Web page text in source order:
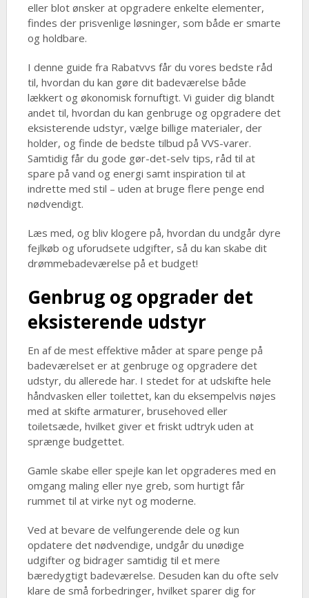
eller blot ønsker at opgradere enkelte elementer,
findes der prisvenlige løsninger, som både er smarte
og holdbare.
I denne guide fra Rabatvvs får du vores bedste råd
til, hvordan du kan gøre dit badeværelse både
lækkert og økonomisk fornuftigt. Vi guider dig blandt
andet til, hvordan du kan genbruge og opgradere det
eksisterende udstyr, vælge billige materialer, der
holder, og finde de bedste tilbud på VVS-varer.
Samtidig får du gode gør-det-selv tips, råd til at
spare på vand og energi samt inspiration til at
indrette med stil – uden at bruge flere penge end
nødvendigt.
Læs med, og bliv klogere på, hvordan du undgår dyre
fejlkøb og uforudsete udgifter, så du kan skabe dit
drømmebadeværelse på et budget!
Genbrug og opgrader det
eksisterende udstyr
En af de mest effektive måder at spare penge på
badeværelset er at genbruge og opgradere det
udstyr, du allerede har. I stedet for at udskifte hele
håndvasken eller toilettet, kan du eksempelvis nøjes
med at skifte armaturer, brusehoved eller
toiletsæde, hvilket giver et friskt udtryk uden at
sprænge budgettet.
Gamle skabe eller spejle kan let opgraderes med en
omgang maling eller nye greb, som hurtigt får
rummet til at virke nyt og moderne.
Ved at bevare de velfungerende dele og kun
opdatere det nødvendige, undgår du unødige
udgifter og bidrager samtidig til et mere
bæredygtigt badeværelse. Desuden kan du ofte selv
klare de små forbedringer, hvilket sparer dig for